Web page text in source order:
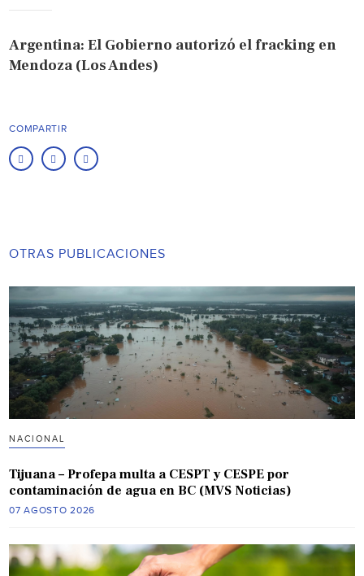
Argentina: El Gobierno autorizó el fracking en
Mendoza (Los Andes)
COMPARTIR
OTRAS PUBLICACIONES
NACIONAL
Tijuana – Profepa multa a CESPT y CESPE por
contaminación de agua en BC (MVS Noticias)
07 AGOSTO 2026